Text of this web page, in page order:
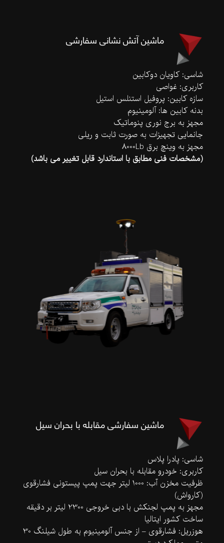
ماشین آتش نشانی سفارشی
شاسی: کاویان دوکابین
کاربری: غواصی
سازه کابین: پروفیل استنلس استیل
بدنه کابین ها: آلومینیوم
مجهز به برج نوری پنوماتیک
جانمایی تجهیزات به صورت ثابت و ریلی
مجهز به وینچ برق 8000Lb
(مشخصات فنی مطابق با استاندارد قابل تغییر می باشد)
ماشین سفارشی مقابله با بحران سیل
شاسی: پادرا پلاس
کاربری: خودرو مقابله با بحران سیل
ظرفیت مخزن آب: 1000 لیتر جهت پمپ پیستونی فشارقوی
(کارواش)
مجهز به پمپ لجنکش با دبی خروجی 2300 لیتر بر دقیقه
ساخت کشور ایتالیا
هوزریل: فشارقوی – از جنس آلومینیوم به طول شیلنگ 30